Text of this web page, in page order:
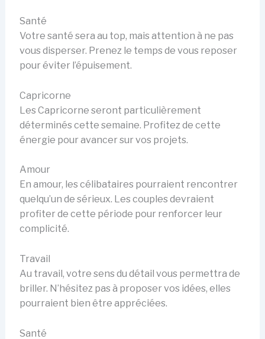
Santé
Votre santé sera au top, mais attention à ne pas
vous disperser. Prenez le temps de vous reposer
pour éviter l’épuisement.
Capricorne
Les Capricorne seront particulièrement
déterminés cette semaine. Profitez de cette
énergie pour avancer sur vos projets.
Amour
En amour, les célibataires pourraient rencontrer
quelqu’un de sérieux. Les couples devraient
profiter de cette période pour renforcer leur
complicité.
Travail
Au travail, votre sens du détail vous permettra de
briller. N’hésitez pas à proposer vos idées, elles
pourraient bien être appréciées.
Santé